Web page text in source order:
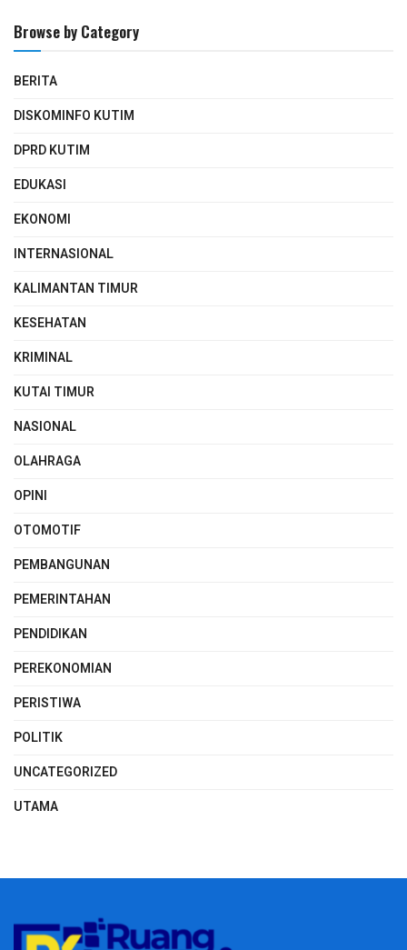
Browse by Category
BERITA
DISKOMINFO KUTIM
DPRD KUTIM
EDUKASI
EKONOMI
INTERNASIONAL
KALIMANTAN TIMUR
KESEHATAN
KRIMINAL
KUTAI TIMUR
NASIONAL
OLAHRAGA
OPINI
OTOMOTIF
PEMBANGUNAN
PEMERINTAHAN
PENDIDIKAN
PEREKONOMIAN
PERISTIWA
POLITIK
UNCATEGORIZED
UTAMA